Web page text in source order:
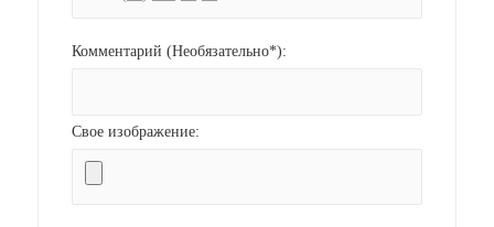
Комментарий (Необязательно*):
Свое изображение: